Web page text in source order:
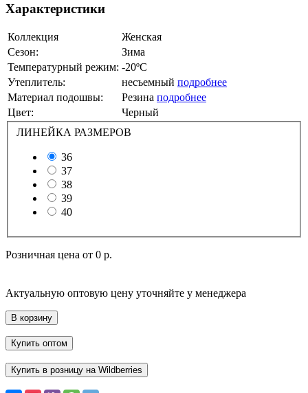
Характеристики
Коллекция
Женская
Сезон:
Зима
Температурный режим: -20ºС
Утеплитель:
несъемный подробнее
Материал подошвы:
Резина подробнее
Цвет:
Черный
ЛИНЕЙКА РАЗМЕРОВ
36
37
38
39
40
Розничная цена от 0 р.
Актуальную оптовую цену уточняйте у менеджера
В корзину
Купить оптом
Купить в розницу на Wildberries